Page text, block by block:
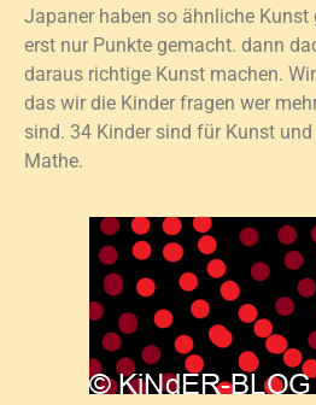
Japaner haben so ähnliche Kunst
erst nur Punkte gemacht. dann
daraus richtige Kunst machen.
das wir die Kinder fragen wer
sind. 34 Kinder sind für Kunst
Mathe.